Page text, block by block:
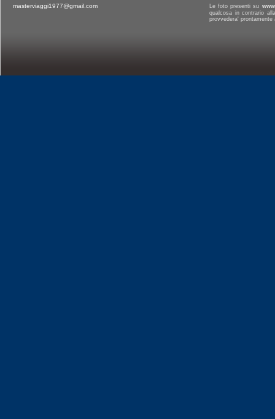
masterviaggi1977@gmail.com
Le foto presenti su
qualcosa in contrario
provvedera'